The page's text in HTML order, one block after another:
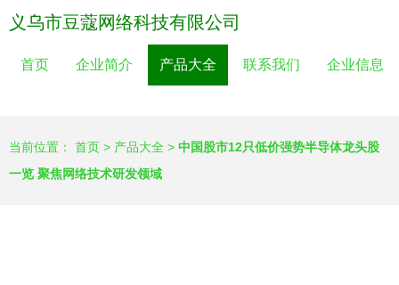
义乌市豆蔻网络科技有限公司
首页 企业简介 产品大全 联系我们 企业信息
当前位置： 首页 > 产品大全 > 中国股市12只低价强势半导体龙头股
一览 聚焦网络技术研发领域